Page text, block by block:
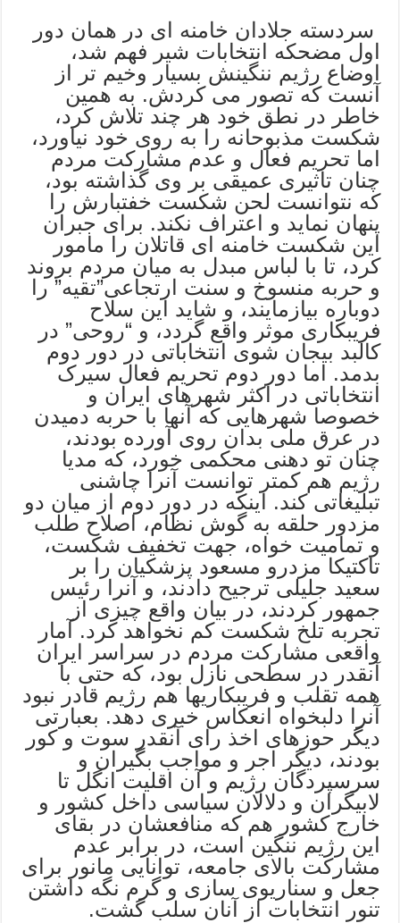
سردسته جلادان خامنه ای در همان دور
اول مضحکه انتخابات شیر فهم شد،
اوضاع رژیم ننگینش بسیار وخیم تر از
آنست که تصور می کردش. به همین
خاطر در نطق خود هر چند تلاش کرد،
شکست مذبوحانه را به روی خود نیاورد،
اما تحریم فعال و عدم مشارکت مردم
چنان تاثیری عمیقی بر وی گذاشته بود،
که نتوانست لحن شکست خفتبارش را
پنهان نماید و اعتراف نکند. برای جبران
این شکست خامنه ای قاتلان را مامور
کرد، تا با لباس مبدل به میان مردم بروند
و حربه منسوخ و سنت ارتجاعی”تقیه” را
دوباره بیازمایند، و شاید این سلاح
فریبکاری موثر واقع گردد، و “روحی” در
کالبد بیجان شوی انتخاباتی در دور دوم
بدمد. اما دور دوم تحریم فعال سیرک
انتخاباتی در اکثر شهرهای ایران و
خصوصا شهرهایی که آنها با حربه دمیدن
در عرق ملی بدان روی آورده بودند،
چنان تو دهنی محکمی خورد، که مدیا
رژیم هم کمتر توانست آنرا چاشنی
تبلیغاتی کند. اینکه در دور دوم از میان دو
مزدور حلقه به گوش نظام، اصلاح طلب
و تمامیت خواه، جهت تخفیف شکست،
تاکتیکا مزدرو مسعود پزشکیان را بر
سعید جلیلی ترجیح دادند، و آنرا رئیس
جمهور کردند، در بیان واقع چیزی از
تجربه تلخ شکست کم نخواهد کرد. آمار
واقعی مشارکت مردم در سراسر ایران
آنقدر در سطحی نازل بود، که حتی با
همه تقلب و فریبکاریها هم رژیم قادر نبود
آنرا دلبخواه انعکاس خبری دهد. بعبارتی
دیگر حوزهای اخذ رای آنقدر سوت و کور
بودند، دیگر اجر و مواجب بگیران و
سرسپردگان رژیم و آن اقلیت انگل تا
لابیگران و دلالان سیاسی داخل کشور و
خارج کشور هم که منافعشان در بقای
این رژیم ننگین است، در برابر عدم
مشارکت بالای جامعه، توانایی مانور برای
جعل و سناریوی سازی و گرم نگه داشتن
تنور انتخابات از آنان سلب گشت.